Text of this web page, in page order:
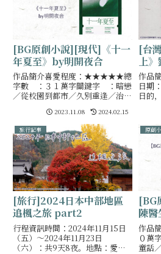
[BG原創小說][現代]《十一
年夏至》by明開夜合
作品簡介喜愛程度：★★★★★總
字數 ：３１萬字關鍵字 ：暗戀
／從校園到都市／久別重逢／治癒
字。我喜我生，獨丁斯時。」·高
中同學結婚，那天在朋友家裏辦同
學聚會。不知怎的，聊
2023.11.08 2024.02.15
[台
上
作品
日期
日的
正的
任何
言，
旅行記事
[旅行]2024日本中部地區
追楓之旅 part2
行程資訊時間：2024年11月15日
（五）～2024年11月23日
（六）：共9天8夜。地點：愛知
原創
[BG
陳
作品
０萬
童話